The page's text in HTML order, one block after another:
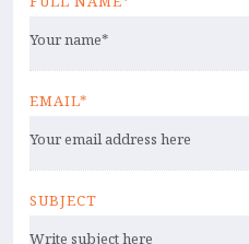
FULL NAME*
EMAIL*
SUBJECT